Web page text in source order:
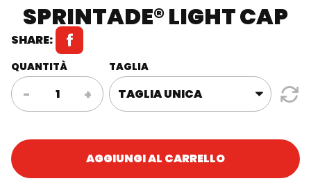
SPRINTADE® LIGHT CAP
SHARE:
QUANTITÀ
-
Sprintade®
Light
+
TAGLIA
AGGIUNGI AL CARRELLO